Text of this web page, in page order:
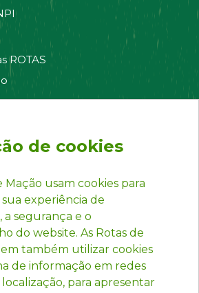
ROTAS
em:de cookies
Mação usam cookies para
experiência de
a segurança e o
do website. As Rotas de
também utilizar cookies
de informação em redes
localização, para apresentar